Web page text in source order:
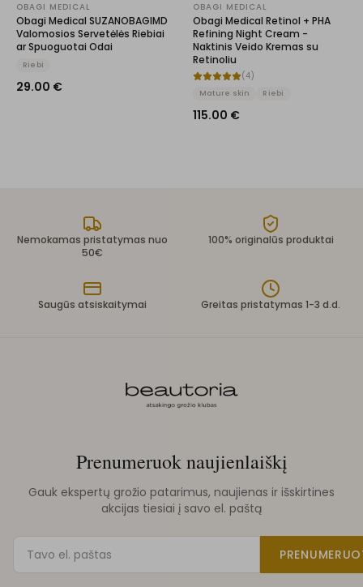
OBAGI MEDICAL
Obagi Medical SUZANOBAGIMD
Valomosios Servetėlės ​​Riebiai
ar Spuoguotai Odai
Riebi
29.00 €
OBAGI MEDICAL
Obagi Medical Retinol + PHA
Refining Night Cream -
Naktinis Veido Kremas su
Retinoliu
(4)
Mature skin Riebi
115.00 €
Nemokamas pristatymas nuo
50€
100% originalūs produktai
Saugūs atsiskaitymai Greitas pristatymas 1-3 d.d.
Prenumeruok naujienlaiškį
Gauk ekspertų grožio patarimus, naujienas ir išskirtines
akcijas tiesiai į savo el. paštą